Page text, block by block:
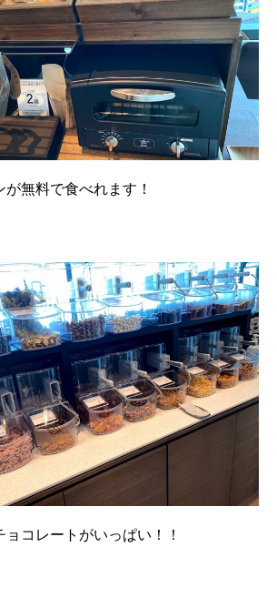
が無料で食べれます！
ョコレートがいっぱい！！